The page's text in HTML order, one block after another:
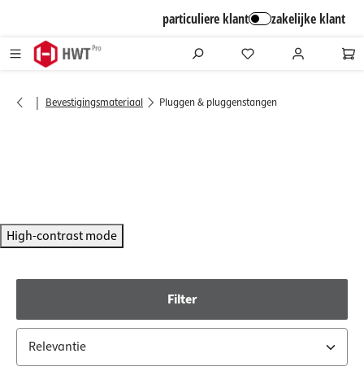
particuliere klant zakelijke klant
| Bevestigingsmateriaal Pluggen & pluggenstangen
High-contrast mode
Filter